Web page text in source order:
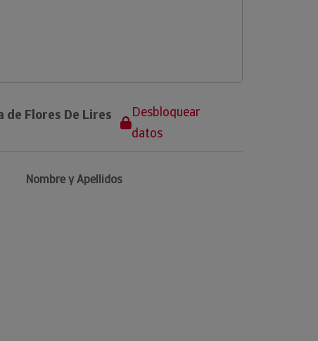
Flores De Lires
Desbloquear
datos
Nombre y Apellidos